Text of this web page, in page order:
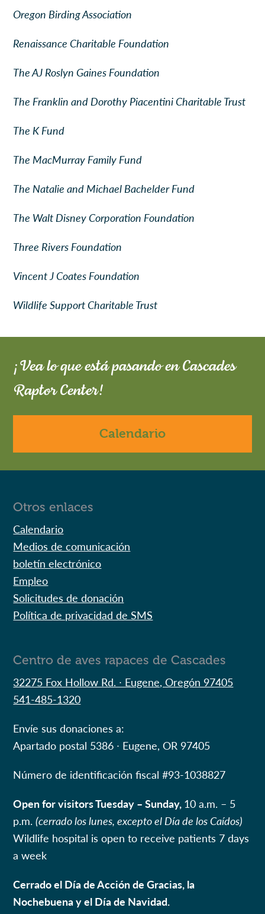
Oregon Birding Association
Renaissance Charitable Foundation
The AJ Roslyn Gaines Foundation
The Franklin and Dorothy Piacentini Charitable Trust
The K Fund
The MacMurray Family Fund
The Natalie and Michael Bachelder Fund
The Walt Disney Corporation Foundation
Three Rivers Foundation
Vincent J Coates Foundation
Wildlife Support Charitable Trust
¡Vea lo que está pasando en Cascades
Raptor Center!
Calendario
Otros enlaces
Calendario
Medios de comunicación
boletín electrónico
Empleo
Solicitudes de donación
Política de privacidad de SMS
Centro de aves rapaces de Cascades
32275 Fox Hollow Rd. ∙ Eugene, Oregón 97405
541-485-1320
Envíe sus donaciones a:
Apartado postal 5386 ∙ Eugene, OR 97405
Número de identificación fiscal #93-1038827
Open for visitors Tuesday – Sunday, 10 a.m. – 5
p.m.(cerrado los lunes, excepto el Día de los Caídos)
Wildlife hospital is open to receive patients 7 days
a week
Cerrado el Día de Acción de Gracias, la
Nochebuena y el Día de Navidad.